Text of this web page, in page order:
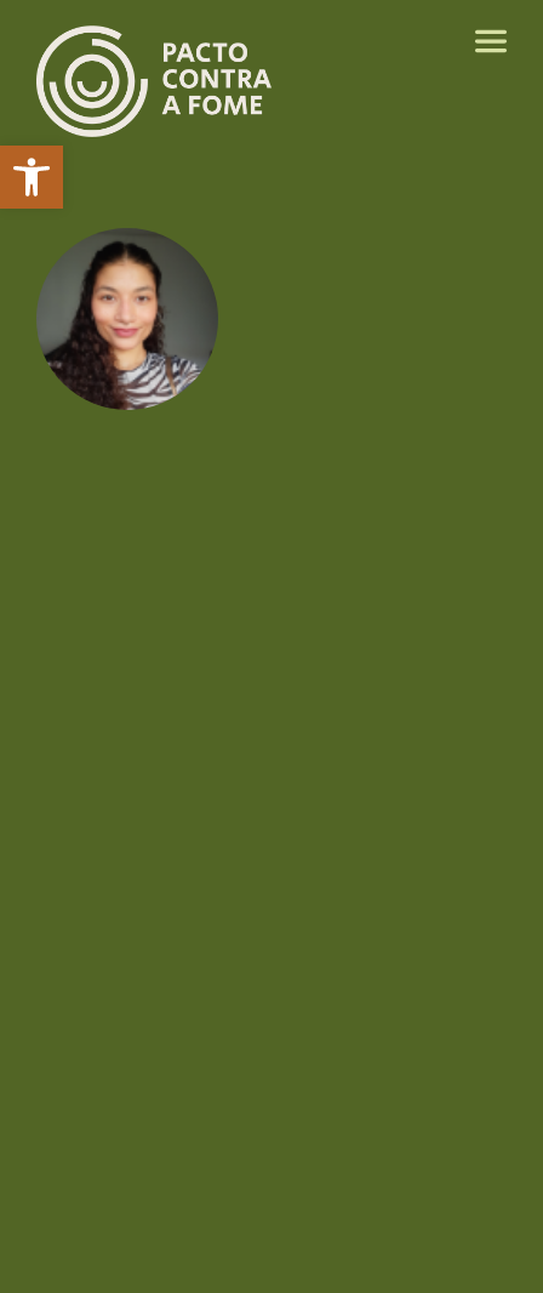
Abrir a barra de ferramentas